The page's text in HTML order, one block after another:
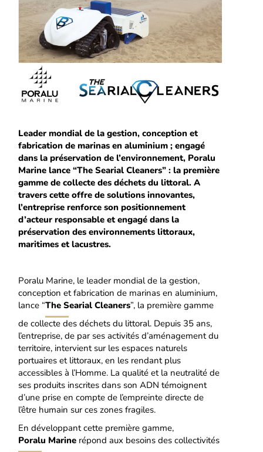
Leader mondial de la gestion, conception et
fabrication de marinas en aluminium ; engagé
dans la préservation de l’environnement, Poralu
Marine lance “The Searial Cleaners” : la première
gamme de collecte des déchets du littoral. A
travers cette offre de solutions innovantes,
l’entreprise renforce son positionnement
d’acteur responsable et engagé dans la
préservation des environnements littoraux,
maritimes et lacustres.
Poralu Marine, le leader mondial de la gestion,
conception et fabrication de marinas en aluminium,
lance “The Searial Cleaners”, la première gamme
de collecte des déchets du littoral. Depuis 35 ans,
l’entreprise, de par ses activités d’aménagement du
territoire, intervient sur les espaces naturels
portuaires et littoraux, en les rendant plus
accessibles à l’Homme. La qualité et la neutralité de
ses produits inscrites dans son ADN témoignent
d’une prise en compte de l’empreinte directe de
l’être humain sur ces zones fragiles.
En développant cette première gamme,
Poralu Marine répond aux besoins des collectivités